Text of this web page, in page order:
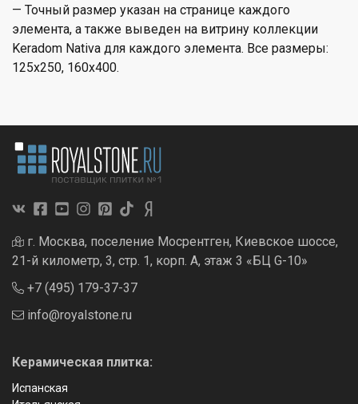
— Точный размер указан на странице каждого
элемента, а также выведен на витрину коллекции
Keradom Nativa для каждого элемента. Все размеры:
125x250, 160x400.
г. Москва, поселение Мосрентген, Киевское шоссе,
21-й километр, 3, стр. 1, корп. А, этаж 3 «БЦ G-10»
+7 (495) 179-37-37
info@royalstone.ru
Керамическая плитка:
Испанская